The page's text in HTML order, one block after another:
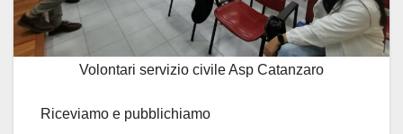
Volontari servizio civile Asp Catanzaro
Riceviamo e pubblichiamo